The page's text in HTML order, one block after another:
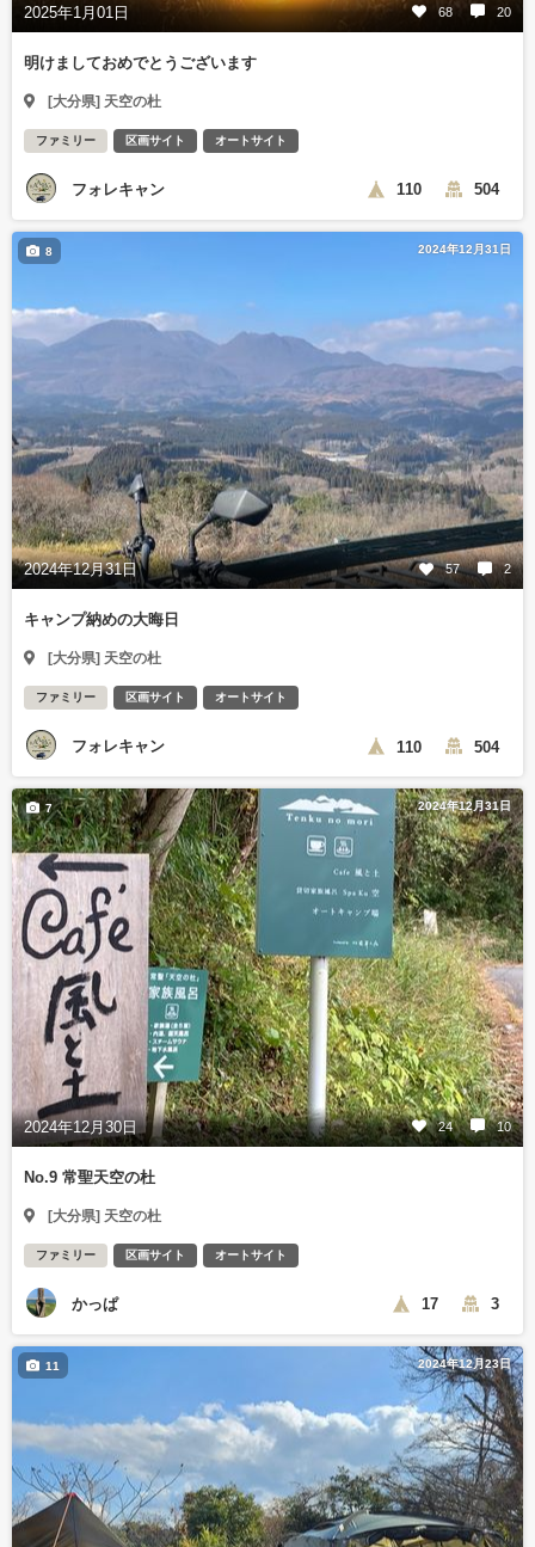
2025年1月01日 68 20
明けましておめでとうございます
[大分県] 天空の杜
ファミリー 区画サイト オートサイト
フォレキャン 110 504
2024年12月31日
2024年12月31日 57 2
8
キャンプ納めの大晦日
[大分県] 天空の杜
ファミリー 区画サイト オートサイト
フォレキャン 110 504
2024年12月31日
2024年12月30日 24 10
7
No.9 常聖天空の杜
[大分県] 天空の杜
ファミリー 区画サイト オートサイト
かっぱ 17 3
2024年12月23日
11